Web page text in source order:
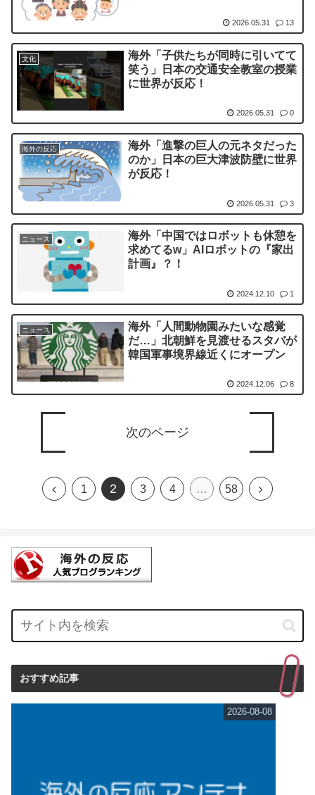
2026.05.31 13
文化
海外「子供たちが同時に引いてて
笑う」日本の交通安全教室の授業
に世界が反応！
2026.05.31 0
海外の反応
海外「進撃の巨人の元ネタだった
のか」日本の巨大津波防壁に世界
が反応！
2026.05.31 3
ニュース
海外「中国ではロボットも休憩を
求めてるw」AIロボットの『家出
計画』？！
2024.12.10 1
ニュース
海外「人間動物園みたいな感覚
だ…」北朝鮮を見渡せるスタバが
韓国軍事境界線近くにオープン
2024.12.06 8
次のページ
1 2 3 4 … 58
おすすめ記事
2026-08-08